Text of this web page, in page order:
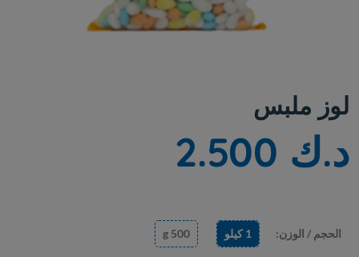
لوز ملبس
د.ك 2.500
الحجم / الوزن: 1 كيلو 500 g